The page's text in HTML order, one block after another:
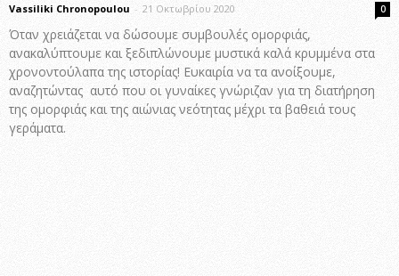
Vassiliki Chronopoulou - 21 Οκτωβρίου 2020 0
Όταν χρειάζεται να δώσουμε συμβουλές ομορφιάς,
ανακαλύπτουμε και ξεδιπλώνουμε μυστικά καλά κρυμμένα στα
χρονοντούλαπα της ιστορίας! Ευκαιρία να τα ανοίξουμε,
αναζητώντας αυτό που οι γυναίκες γνώριζαν για τη διατήρηση
της ομορφιάς και της αιώνιας νεότητας μέχρι τα βαθειά τους
γεράματα.